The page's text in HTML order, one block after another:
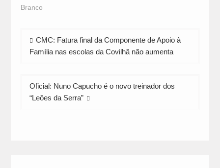
Branco
Navegação
de
CMC: Fatura final da Componente de Apoio à
Família nas escolas da Covilhã não aumenta
Oficial: Nuno Capucho é o novo treinador dos
“Leões da Serra”